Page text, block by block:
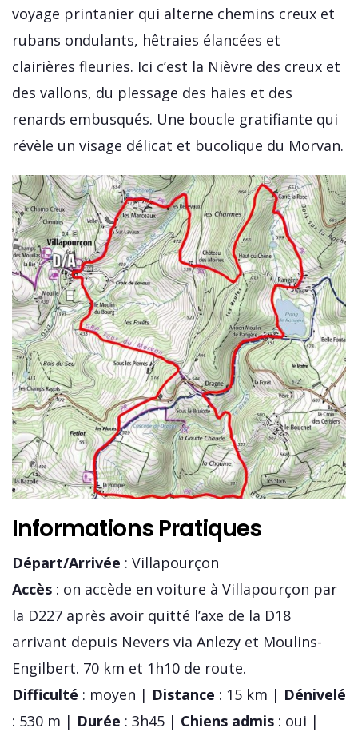
voyage printanier qui alterne chemins creux et
rubans ondulants, hêtraies élancées et
clairières fleuries. Ici c’est la Nièvre des creux et
des vallons, du plessage des haies et des
renards embusqués. Une boucle gratifiante qui
révèle un visage délicat et bucolique du Morvan.
Informations Pratiques
Départ/Arrivée : Villapourçon
Accès : on accède en voiture à Villapourçon par
la D227 après avoir quitté l’axe de la D18
arrivant depuis Nevers via Anlezy et Moulins-
Engilbert. 70 km et 1h10 de route.
Difficulté : moyen | Distance : 15 km | Dénivelé
: 530 m | Durée : 3h45 | Chiens admis : oui |